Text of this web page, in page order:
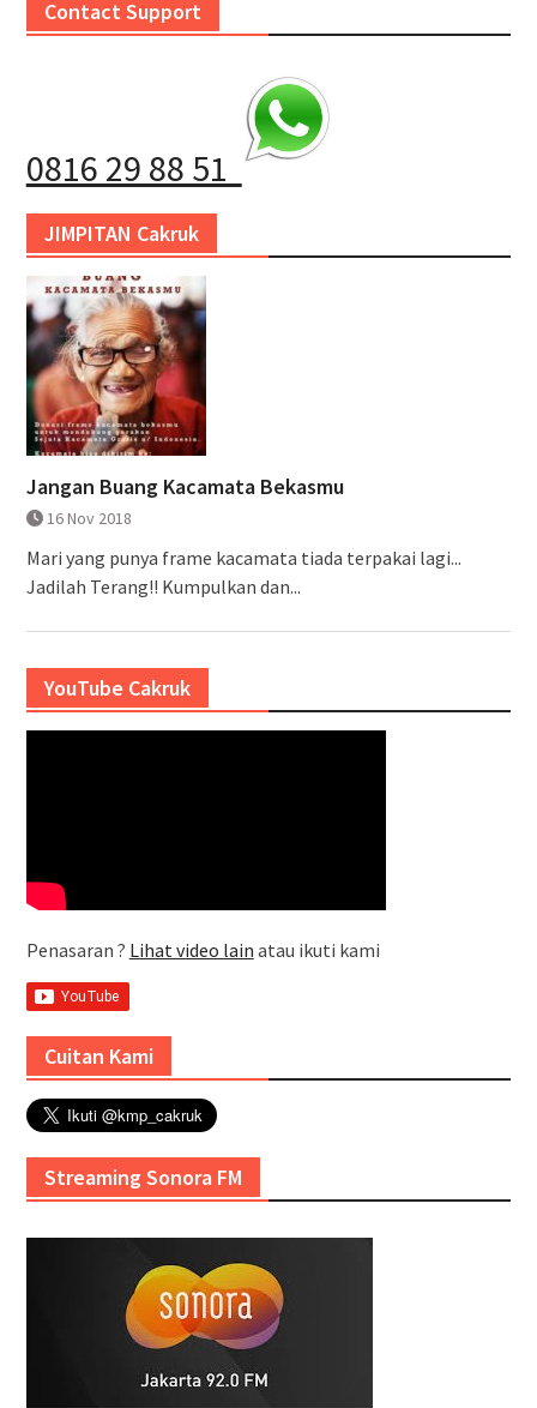
Contact Support
0816 29 88 51
JIMPITAN Cakruk
Jangan Buang Kacamata Bekasmu
16 Nov 2018
Mari yang punya frame kacamata tiada terpakai lagi...
Jadilah Terang!! Kumpulkan dan...
YouTube Cakruk
Penasaran ? Lihat video lain atau ikuti kami
Cuitan Kami
Streaming Sonora FM